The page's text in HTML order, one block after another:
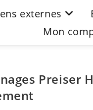
externes
Mon
Preiser